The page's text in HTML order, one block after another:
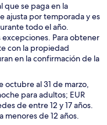
que se paga en la
ajusta por temporada y es
todo el año.
Para obtener
con la propiedad
en la confirmación de la
octubre al 31 de marzo,
para adultos; EUR
de entre 12 y 17 años.
menores de 12 años.